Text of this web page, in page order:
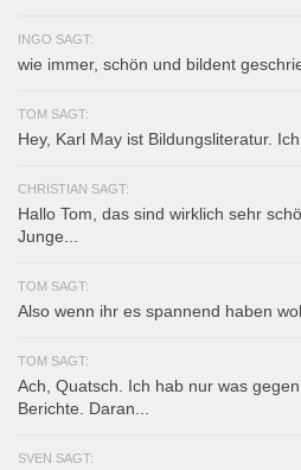
INGO SAGT:
wie immer, schön und bildent
TOM SAGT:
Hey, Karl May ist Bildungsliteratur.
CHRISTIAN SAGT:
Hallo Tom, das sind wirklich sehr
Junge...
TOM SAGT:
Also wenn ihr es spannend haben
TOM SAGT:
Ach, Quatsch. Ich hab nur was
Berichte. Daran...
SVEN SAGT: